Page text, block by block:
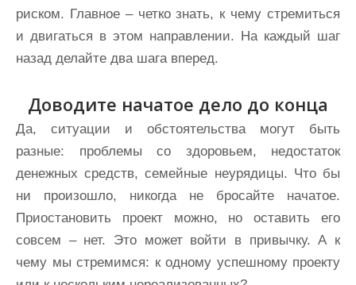
риском. Главное – четко знать, к чему стремиться
и двигаться в этом направлении. На каждый шаг
назад делайте два шага вперед.
Доводите начатое дело до конца
Да, ситуации и обстоятельства могут быть
разные: проблемы со здоровьем, недостаток
денежных средств, семейные неурядицы. Что бы
ни произошло, никогда не бросайте начатое.
Приостановить проект можно, но оставить его
совсем – нет. Это может войти в привычку. А к
чему мы стремимся: к одному успешному проекту